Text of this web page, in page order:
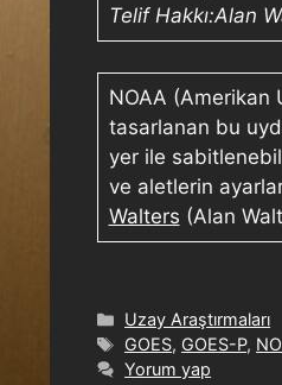
Telif Hakkı:Alan
NOAA (Amerikan
tasarlanan bu
yer ile
ve aletlerin
Walters (Alan
Uzay Araştırmaları
GOES, GOES-P,
Yorum yap